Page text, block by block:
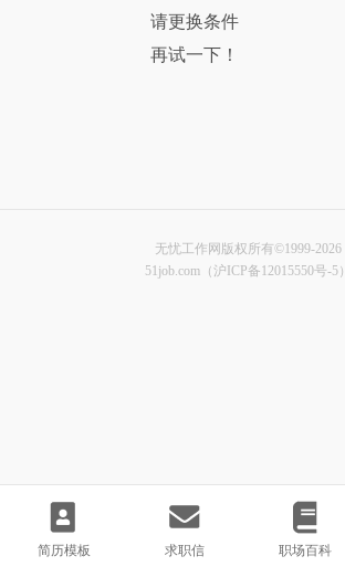
简历模板 求职信 职场百科
请更换条件
再试一下！
无忧工作网版权所有©1999-2026
51job.com（沪ICP备12015550号-5）